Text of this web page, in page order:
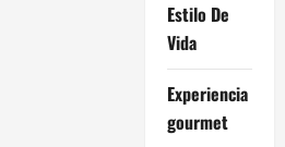
Estilo De
Vida
Experiencia
gourmet